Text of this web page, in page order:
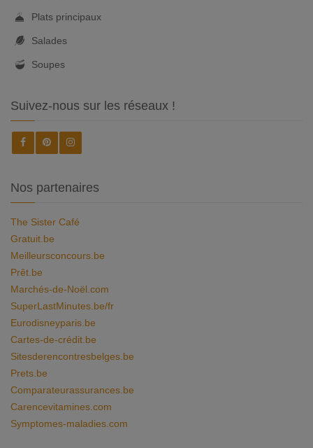
Plats principaux
Salades
Soupes
Suivez-nous sur les réseaux !
Nos partenaires
The Sister Café
Gratuit.be
Meilleursconcours.be
Prêt.be
Marchés-de-Noël.com
SuperLastMinutes.be/fr
Eurodisneyparis.be
Cartes-de-crédit.be
Sitesderencontresbelges.be
Prets.be
Comparateurassurances.be
Carencevitamines.com
Symptomes-maladies.com